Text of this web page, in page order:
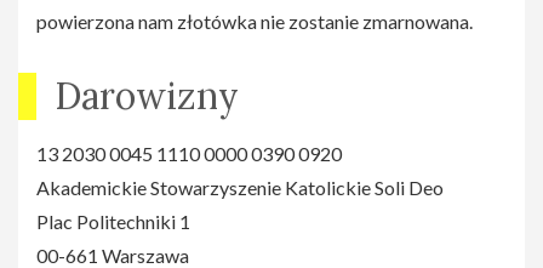
powierzona nam złotówka nie zostanie zmarnowana.
Darowizny
13 2030 0045 1110 0000 0390 0920
Akademickie Stowarzyszenie Katolickie Soli Deo
Plac Politechniki 1
00-661 Warszawa